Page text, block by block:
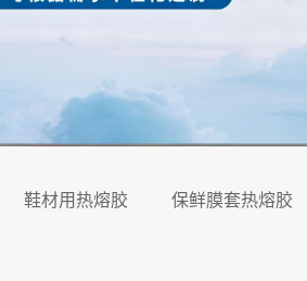
鞋材用热熔胶 保鲜膜套热熔胶